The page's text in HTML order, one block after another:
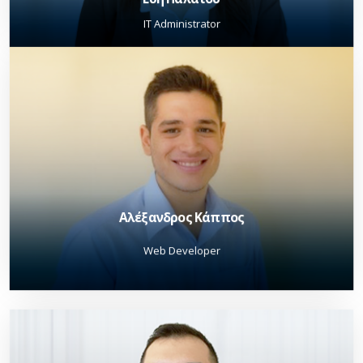
IT Administrator
Αλέξανδρος Κάππος
Web Developer
O Αλέξανδρος Κάππος, απόφοιτος του Πανεπιστημίου Πειραιά
ολοκλήρωσε την πρακτική του κομμάτι του Web Development
αποκομίζοντες πολλές γνώσεις του κομμάτι του WordPress, Laravel,
JavaScript και άλλα. Του ευχόμαστε κάθε επιτυχία στην μελλοντική
του καριέρα.